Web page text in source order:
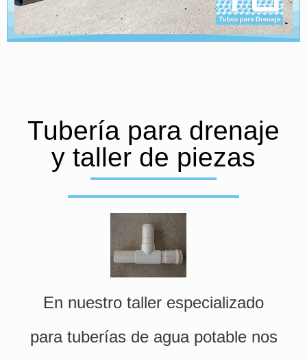
Tubería para drenaje
y taller de piezas
En nuestro taller especializado
para tuberías de agua potable nos